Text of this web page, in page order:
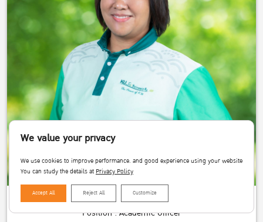
Miss Arisara Kanya
Position : Academic Officer
We value your privacy
We use cookies to improve performance. and good experience using your website
You can study the details atPrivacy Policy
Accept All Reject All Customize